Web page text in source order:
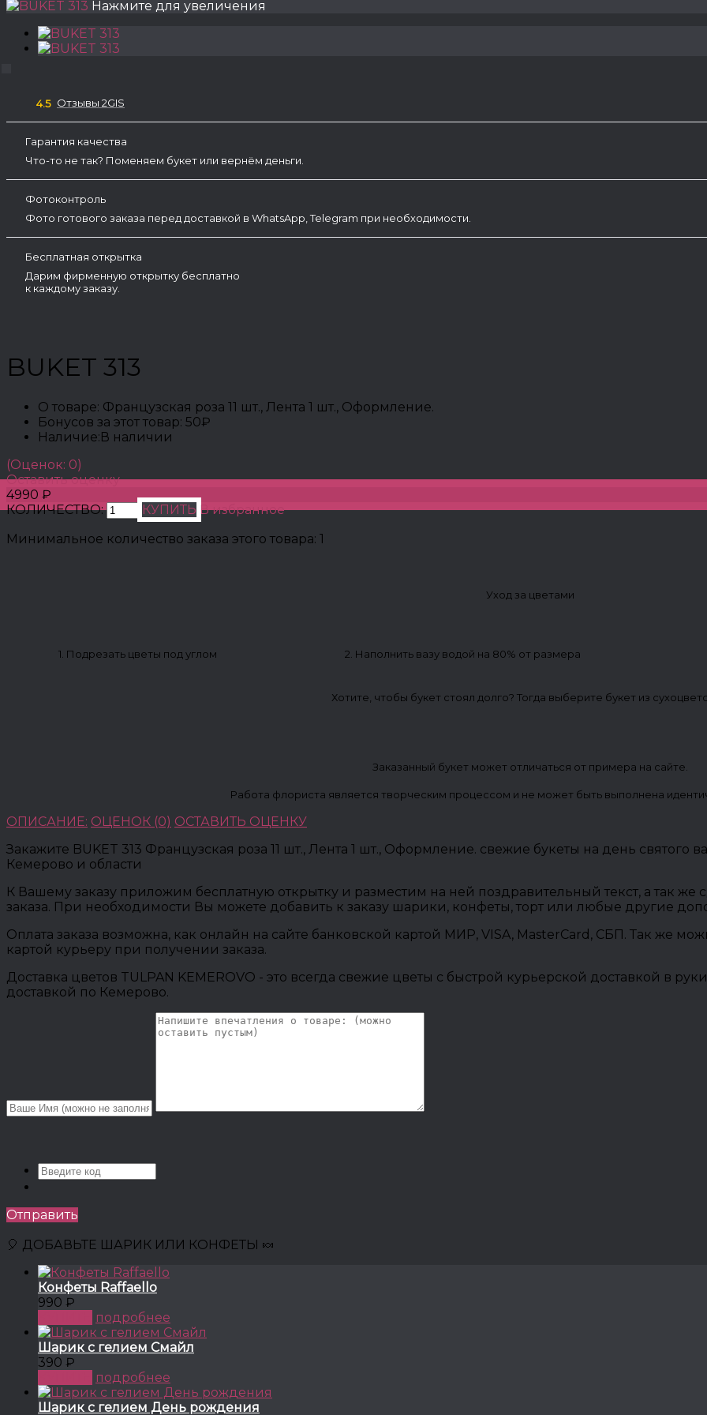
Нажмите для увеличения
4.5 Отзывы 2GIS
Гарантия качества
Что-то не так? Поменяем букет или вернём деньги.
Фотоконтроль
Фото готового заказа перед доставкой в WhatsApp, Telegram при необходимости.
Бесплатная открытка
Дарим фирменную открытку бесплатно
к каждому заказу.
BUKET 313
О товаре: Французская роза 11 шт., Лента 1 шт., Оформление.
Бонусов за этот товар: 50₽
Наличие:В наличии
(Оценок: 0)
Оставить оценку
4990 ₽
КОЛИЧЕСТВО:
КУПИТЬ В избранное
Минимальное количество заказа этого товара: 1
Уход за цветами
1. Подрезать цветы под углом 2. Наполнить вазу водой на 80% от размера
Хотите, чтобы букет стоял долго? Тогда выберите букет из
Заказанный букет может отличаться от примера на сайте.
Работа флориста является творческим процессом и не может быть выполнена
ОПИСАНИЕ: ОЦЕНОК (0) ОСТАВИТЬ ОЦЕНКУ
Закажите BUKET 313 Французская роза 11 шт., Лента 1 шт., Оформление. свежие букеты на день святого
Кемерово и области
К Вашему заказу приложим бесплатную открытку и разместим на ней поздравительный текст, а так
заказа. При необходимости Вы можете добавить к заказу шарики, конфеты, торт или любые другие
Оплата заказа возможна, как онлайн на сайте банковской картой МИР, VISA, MasterCard, СБП. Так же
картой курьеру при получении заказа.
Доставка цветов TULPAN KEMEROVO - это всегда свежие цветы с быстрой курьерской доставкой в
доставкой по Кемерово.
Отправить
🎈 ДОБАВЬТЕ ШАРИК ИЛИ КОНФЕТЫ 🍬
Конфеты Raffaello
990 ₽
подробнее
Шарик с гелием Смайл
390 ₽
подробнее
Шарик с гелием День рождения